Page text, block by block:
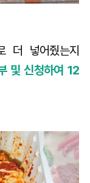
더 넣어줬는지
및 신청하여 12